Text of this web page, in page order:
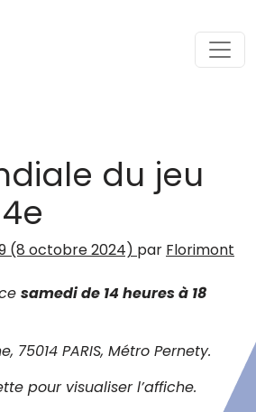
du jeu
(8 octobre 2024) par Florimont
samedide 14 heures à 18
75014 PARIS, Métro Pernety.
pour visualiser l’affiche.